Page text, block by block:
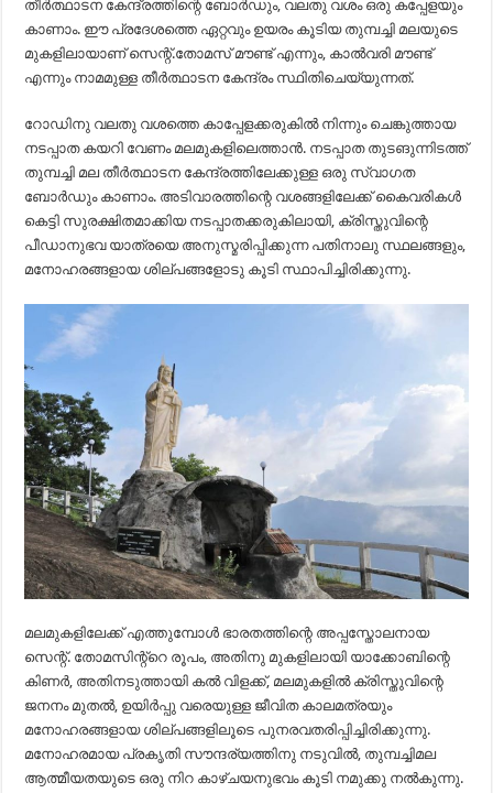
തീർത്ഥാടന കേന്ദ്രത്തിന്റെ ബോർഡും, വലതു വശം ഒരു കപ്പേളയും
കാണാം. ഈ പ്രദേശത്തെ ഏറ്റവും ഉയരം കൂടിയ തുമ്പച്ചി മലയുടെ
മുകളിലായാണ് സെന്റ്.തോമസ് മൗണ്ട് എന്നും, കാൽവരി മൗണ്ട്
എന്നും നാമമുള്ള തീർത്ഥാടന കേന്ദ്രം സ്ഥിതിചെയ്യുന്നത്.
റോഡിനു വലതു വശത്തെ കാപ്പേളക്കരുകിൽ നിന്നും ചെങ്കുത്തായ
നടപ്പാത കയറി വേണം മലമുകളിലെത്താൻ. നടപ്പാത തുടങുന്നിടത്ത്
തുമ്പച്ചി മല തീർത്ഥാടന കേന്ദ്രത്തിലേക്കുള്ള ഒരു സ്വാഗത
ബോർഡും കാണാം. അടിവാരത്തിന്റെ വശങ്ങളിലേക്ക് കൈവരികൾ
കെട്ടി സുരക്ഷിതമാക്കിയ നടപ്പാതക്കരുകിലായി, ക്രിസ്തുവിന്റെ
പീഡാനുഭവ യാത്രയെ അനുസ്മരിപ്പിക്കുന്ന പതിനാലു സ്ഥലങ്ങളും,
മനോഹരങ്ങളായ ശില്പങ്ങളോടു കൂടി സ്ഥാപിച്ചിരിക്കുന്നു.
മലമുകളിലേക്ക് എത്തുമ്പോൾ ഭാരതത്തിന്റെ അപ്പസ്തോലനായ
സെന്റ്. തോമസിന്റ്റെ രൂപം, അതിനു മുകളിലായി യാക്കോബിന്റെ
കിണർ, അതിനടുത്തായി കൽ വിളക്ക്, മലമുകളിൽ ക്രിസ്തുവിന്റെ
ജനനം മുതൽ, ഉയിർപ്പു വരെയുള്ള ജീവിത കാലമത്രയും
മനോഹരങ്ങളായ ശില്പങ്ങളിലൂടെ പുനരവതരിപ്പിച്ചിരിക്കുന്നു.
മനോഹരമായ പ്രകൃതി സൗന്ദര്യത്തിനു നടുവിൽ, തുമ്പച്ചിമല
ആത്മീയതയുടെ ഒരു നിറ കാഴ്ചയനുഭവം കൂടി നമുക്കു നൽകുന്നു.